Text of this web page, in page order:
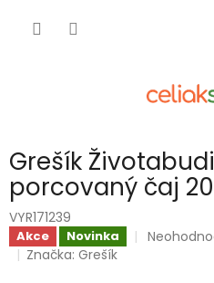
Grešík
porcovaný čaj
VYR171239
Akce Novinka
Průměrné
Značka:Grešík